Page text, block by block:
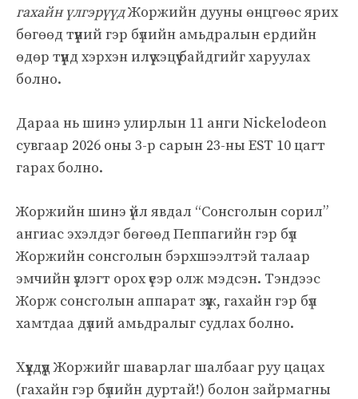
гахайн үлгэрүүдЖоржийн дууны өнцгөөс ярих
бөгөөд түүний гэр бүлийн амьдралын ердийн
өдөр түүнд хэрхэн илүү хэцүү байдгийг харуулах
болно.
Дараа нь шинэ улирлын 11 анги Nickelodeon
сувгаар 2026 оны 3-р сарын 23-ны EST 10 цагт
гарах болно.
Жоржийн шинэ үйл явдал “Сонсголын сорил”
ангиас эхэлдэг бөгөөд Пеппагийн гэр бүл
Жоржийн сонсголын бэрхшээлтэй талаар
эмчийн үзлэгт орох үеэр олж мэдсэн. Тэндээс
Жорж сонсголын аппарат зүүж, гахайн гэр бүл
хамтдаа дүлий амьдралыг судлах болно.
Хүүхдүүд Жоржийг шаварлаг шалбааг руу цацах
(гахайн гэр бүлийн дуртай!) болон зайрмагны